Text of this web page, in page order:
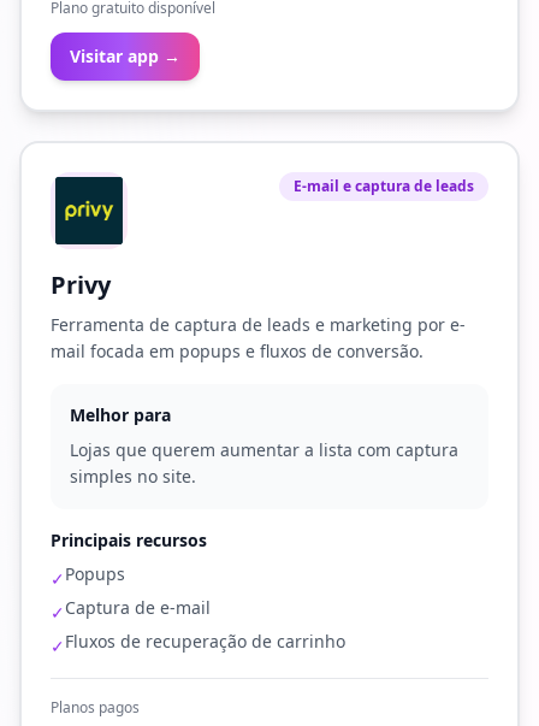
Plano gratuito disponível
Visitar app →
E-mail e captura de leads
Privy
Ferramenta de captura de leads e marketing por e-
mail focada em popups e fluxos de conversão.
Melhor para
Lojas que querem aumentar a lista com captura
simples no site.
Principais recursos
✓Popups
✓Captura de e-mail
✓Fluxos de recuperação de carrinho
Planos pagos